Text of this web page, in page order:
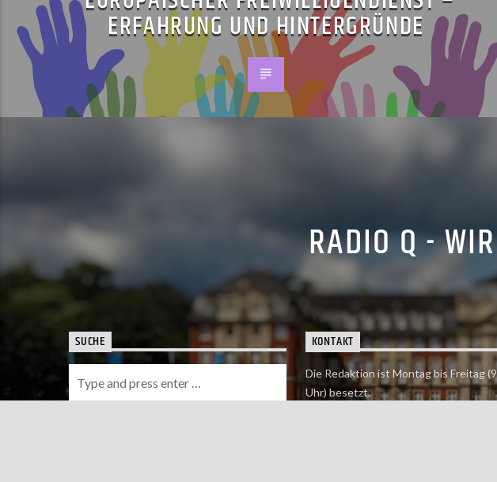
ERFAHRUNG UND HINTERGRÜNDE
RADIO Q -
SUCHE KONTAKT
Die Redaktion ist Montag bis Freitag
Uhr) besetzt.